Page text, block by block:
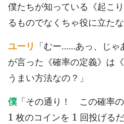
僕たちが知っている《起こ
るものでなくちゃ役に立たな
ユーリ 「むー……あっ、じ
が言った《確率の定義》は
うまい方法なの？」
僕 「その通り！ この確率
1
枚のコインを
1
回投げる